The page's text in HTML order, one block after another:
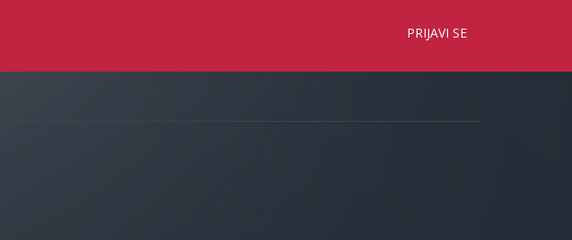
PRIJAVI SE